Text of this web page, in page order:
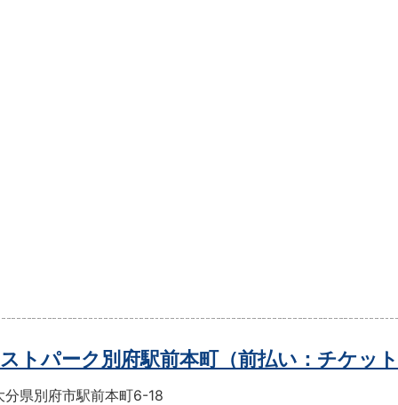
ストパーク別府駅前本町（前払い：チケッ
分県別府市駅前本町6-18